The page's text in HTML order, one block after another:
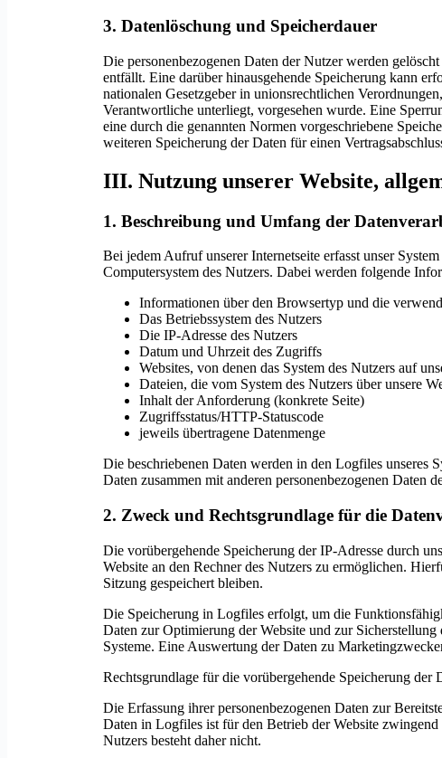
3. Datenlöschung und Speicherdauer
Die personenbezogenen Daten der Nutzer werden
entfällt. Eine darüber hinausgehende Speicherung kann
nationalen Gesetzgeber in unionsrechtlichen
Verantwortliche unterliegt, vorgesehen wurde. Eine
eine durch die genannten Normen vorgeschriebene
weiteren Speicherung der Daten für einen
III. Nutzung unserer Website,
1. Beschreibung und Umfang der
Bei jedem Aufruf unserer Internetseite erfasst unser
Computersystem des Nutzers. Dabei werden folgende
Informationen über den Browsertyp und die
Das Betriebssystem des Nutzers
Die IP-Adresse des Nutzers
Datum und Uhrzeit des Zugriffs
Websites, von denen das System des Nutzers auf
Dateien, die vom System des Nutzers über unsere
Inhalt der Anforderung (konkrete Seite)
Zugriffsstatus/HTTP-Statuscode
jeweils übertragene Datenmenge
Die beschriebenen Daten werden in den Logfiles unseres
Daten zusammen mit anderen personenbezogenen Daten
2. Zweck und Rechtsgrundlage für die
Die vorübergehende Speicherung der IP-Adresse durch
Website an den Rechner des Nutzers zu ermöglichen.
Sitzung gespeichert bleiben.
Die Speicherung in Logfiles erfolgt, um die
Daten zur Optimierung der Website und zur
Systeme. Eine Auswertung der Daten zu
Rechtsgrundlage für die vorübergehende Speicherung
Die Erfassung ihrer personenbezogenen Daten zur
Daten in Logfiles ist für den Betrieb der Website
Nutzers besteht daher nicht.